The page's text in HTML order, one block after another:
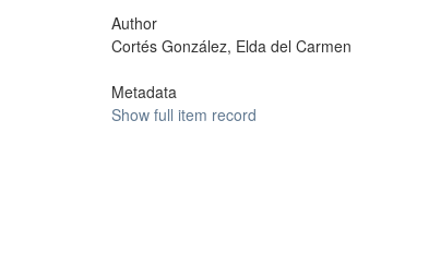
Author
Cortés González, Elda del Carmen
Metadata
Show full item record